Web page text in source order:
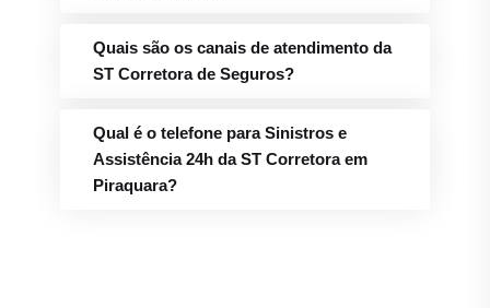
Quais são os canais de atendimento da
ST Corretora de Seguros?
Qual é o telefone para Sinistros e
Assistência 24h da ST Corretora em
Piraquara?